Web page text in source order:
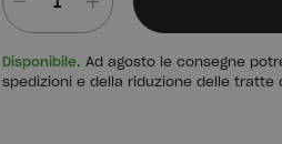
Disponibile. Ad agosto le consegne
spedizioni e della riduzione delle tratte